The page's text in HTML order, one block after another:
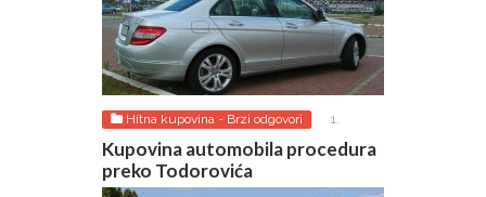
Hitna kupovina - Brzi odgovori
1.
AUGUST 2026.
Kupovina automobila procedura
preko Todorovića